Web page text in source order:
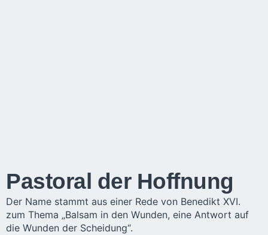
Pastoral der Hoffnung
Der Name stammt aus einer Rede von Benedikt XVI.
zum Thema „Balsam in den Wunden, eine Antwort auf
die Wunden der Scheidung“.